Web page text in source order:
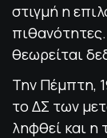
στιγμή η
θεωρείται
Την Πέμπτη,
το ΔΣ των
ληφθεί και η